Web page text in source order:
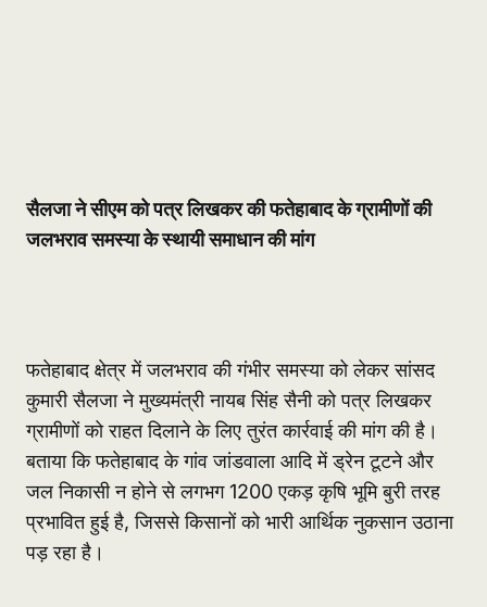
सैलजा ने सीएम को पत्र लिखकर की फतेहाबाद के ग्रामीणों की
जलभराव समस्या के स्थायी समाधान की मांग
फतेहाबाद क्षेत्र में जलभराव की गंभीर समस्या को लेकर सांसद
कुमारी सैलजा ने मुख्यमंत्री नायब सिंह सैनी को पत्र लिखकर
ग्रामीणों को राहत दिलाने के लिए तुरंत कार्रवाई की मांग की है।
बताया कि फतेहाबाद के गांव जांडवाला आदि में ड्रेन टूटने और
जल निकासी न होने से लगभग 1200 एकड़ कृषि भूमि बुरी तरह
प्रभावित हुई है, जिससे किसानों को भारी आर्थिक नुकसान उठाना
पड़ रहा है।